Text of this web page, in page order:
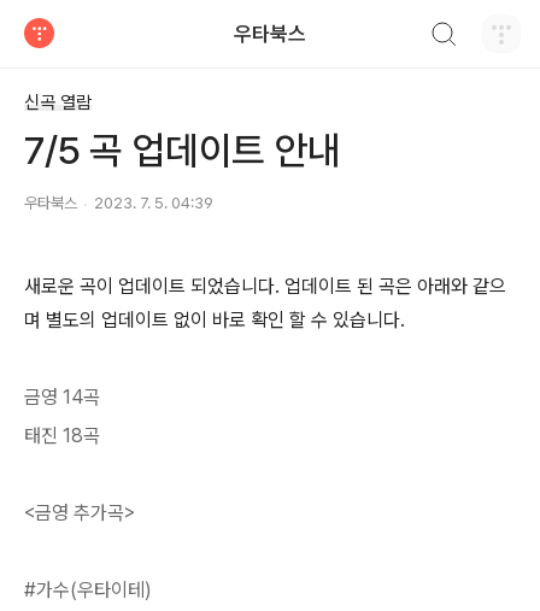
우타북스
신곡 열람
7/5 곡 업데이트 안내
우타북스 2023. 7. 5. 04:39
새로운 곡이 업데이트 되었습니다. 업데이트 된 곡은 아래와 같으
며 별도의 업데이트 없이 바로 확인 할 수 있습니다.
금영 14곡
태진 18곡
<금영 추가곡>
#가수(우타이테)